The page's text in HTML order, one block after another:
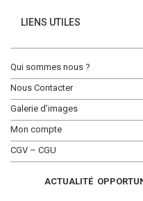
LIENS UTILES
Qui sommes nous ?
Nous Contacter
Galerie d’images
Mon compte
CGV – CGU
ACTUALITÉ